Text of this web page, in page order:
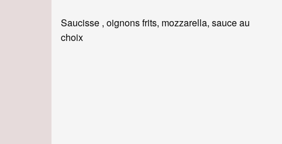
Saucisse , oignons frits, mozzarella, sauce au
choix